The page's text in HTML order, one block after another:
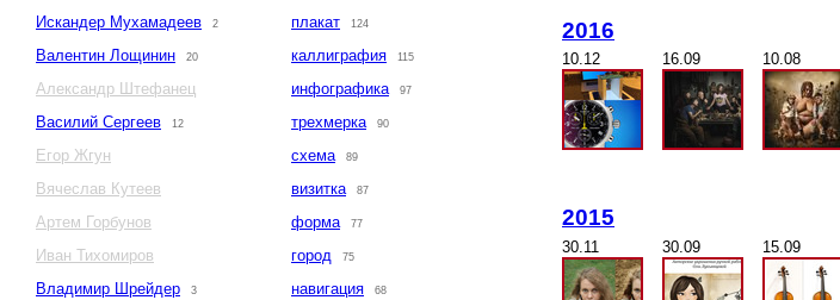
Искандер Мухамадеев 2
Валентин Лощинин 20
Александр Штефанец
Василий Сергеев
12
Егор Жгун
Вячеслав Кутеев
Артем Горбунов
Иван Тихомиров
Владимир Шрейдер
3
плакат 124
каллиграфия 115
инфографика 97
трехмерка 90
схема 89
визитка 87
форма 77
город 75
навигация 68
2016
10.12 16.09 10.08
2015
30.11 30.09 15.09